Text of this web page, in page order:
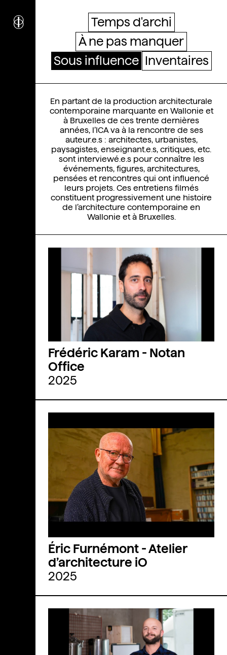
i culturel
rchitecture
Wallonie-Bruxelles
Temps d'archi
À ne pas manquer
Sous influence Inventaires
Sous influence
En partant de la production architecturale
contemporaine marquante en Wallonie et
à Bruxelles de ces trente dernières
années, l’ICA va à la rencontre de ses
auteur.e.s : architectes, urbanistes,
paysagistes, enseignant.e.s, critiques, etc.
sont interviewé.e.s pour connaître les
événements, figures, architectures,
pensées et rencontres qui ont influencé
leurs projets. Ces entretiens filmés
constituent progressivement une histoire
de l’architecture contemporaine en
Wallonie et à Bruxelles.
Frédéric Karam - Notan
Office
2025
Éric Furnémont - Atelier
d’architecture iO
2025